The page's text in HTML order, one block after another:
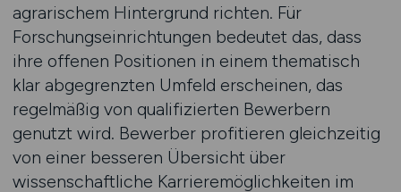
agrarischem Hintergrund richten. Für
Forschungseinrichtungen bedeutet das, dass
ihre offenen Positionen in einem thematisch
klar abgegrenzten Umfeld erscheinen, das
regelmäßig von qualifizierten Bewerbern
genutzt wird. Bewerber profitieren gleichzeitig
von einer besseren Übersicht über
wissenschaftliche Karrieremöglichkeiten im